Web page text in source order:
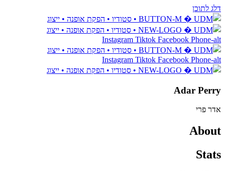
דלג לתוכן
Instagram Tiktok Facebook Phone-alt
Instagram Tiktok Facebook Phone-alt
Adar Perry
אדר פרי
About
Stats